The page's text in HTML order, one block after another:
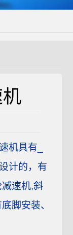
机具有_
计的，有
速机,斜
脚安装、